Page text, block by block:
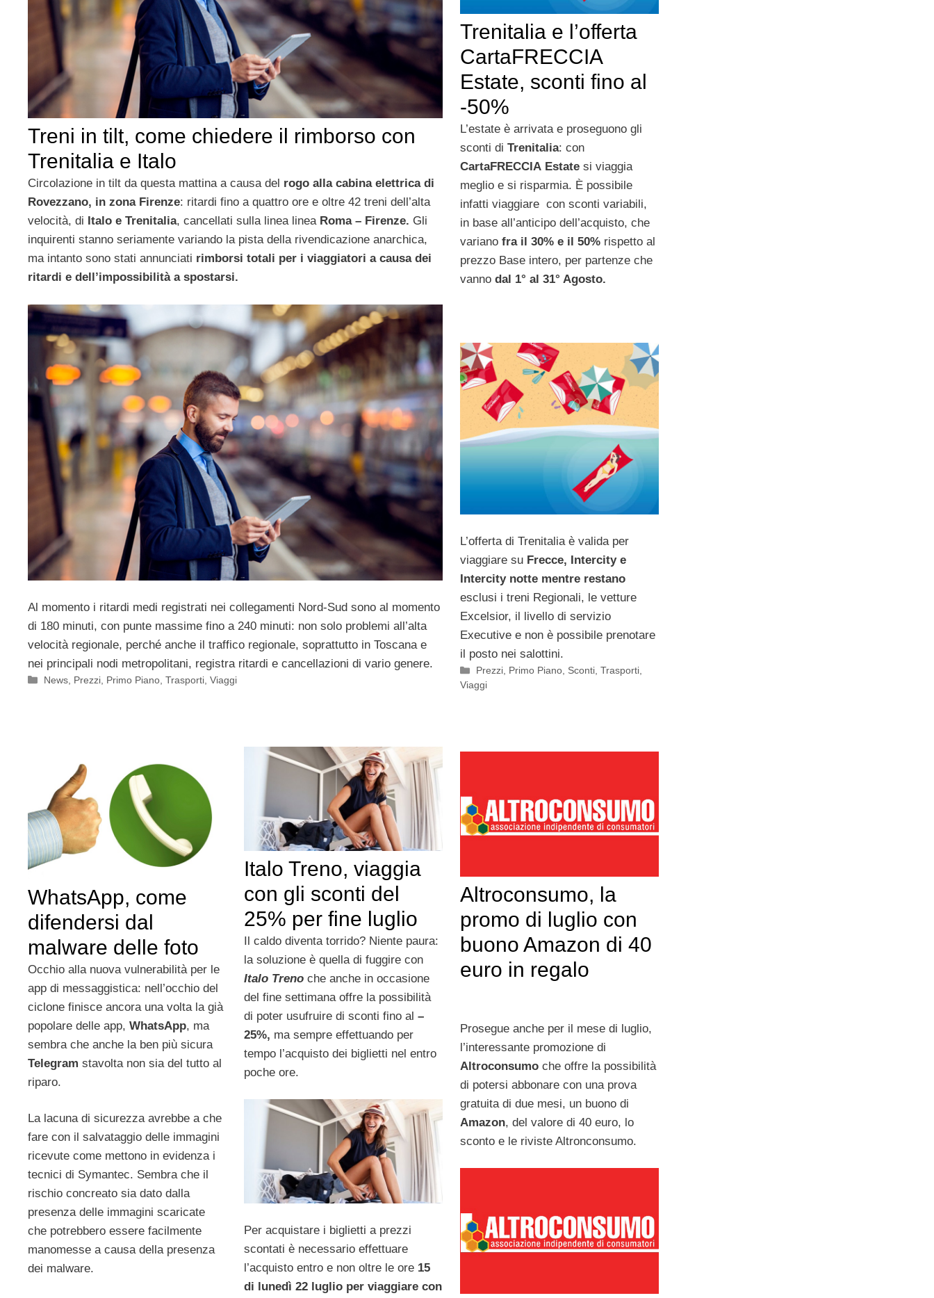
Treni in tilt, come chiedere il rimborso con
Trenitalia e Italo
Circolazione in tilt da questa mattina a causa del rogo alla cabina elettrica di
Rovezzano, in zona Firenze: ritardi fino a quattro ore e oltre 42 treni dell’alta
velocità, di Italo e Trenitalia, cancellati sulla linea linea Roma – Firenze. Gli
inquirenti stanno seriamente variando la pista della rivendicazione anarchica,
ma intanto sono stati annunciati rimborsi totali per i viaggiatori a causa dei
ritardi e dell’impossibilità a spostarsi.
Al momento i ritardi medi registrati nei collegamenti Nord-Sud sono al momento
di 180 minuti, con punte massime fino a 240 minuti: non solo problemi all’alta
velocità regionale, perché anche il traffico regionale, soprattutto in Toscana e
nei principali nodi metropolitani, registra ritardi e cancellazioni di vario genere.
Categorie
News Prezzi Primo Piano ,Trasporti ,Viaggi
Trenitalia e l’offerta
CartaFRECCIA
Estate, sconti fino al
-50%
L’estate è arrivata e proseguono gli
sconti di Trenitalia: con
CartaFRECCIA Estatesi viaggia
meglio e si risparmia. È possibile
infatti viaggiare con sconti variabili,
in base all’anticipo dell’acquisto, che
variano fra il 30% e il 50% rispetto al
prezzo Base intero, per partenze che
vanno dal 1° al 31° Agosto.
L’offerta di Trenitalia è valida per
viaggiare su Frecce, Intercity e
Intercity notte mentre restano
esclusi i treni Regionali, le vetture
Excelsior, il livello di servizio
Executive e non è possibile prenotare
il posto nei salottini.
Categorie
Prezzi, Primo Piano, Sconti,Trasporti,
Viaggi
WhatsApp, come
difendersi dal
malware delle foto
Occhio alla nuova vulnerabilità per le
app di messaggistica: nell’occhio del
ciclone finisce ancora una volta la già
popolare delle app, WhatsApp, ma
sembra che anche la ben più sicura
Telegram stavolta non sia del tutto al
riparo.
La lacuna di sicurezza avrebbe a che
fare con il salvataggio delle immagini
ricevute come mettono in evidenza i
tecnici di Symantec. Sembra che il
rischio concreato sia dato dalla
presenza delle immagini scaricate
che potrebbero essere facilmente
manomesse a causa della presenza
dei malware.
Italo Treno, viaggia
con gli sconti del
25% per fine luglio
Il caldo diventa torrido? Niente paura:
la soluzione è quella di fuggire con
Italo Trenoche anche in occasione
del fine settimana offre la possibilità
di poter usufruire di sconti fino al –
25%, ma sempre effettuando per
tempo l’acquisto dei biglietti nel entro
poche ore.
Per acquistare i biglietti a prezzi
scontati è necessario effettuare
l’acquisto entro e non oltre le ore 15
di lunedì 22 luglio per viaggiare con
Altroconsumo, la
promo di luglio con
buono Amazon di 40
euro in regalo
Prosegue anche per il mese di luglio,
l’interessante promozione di
Altroconsumoche offre la possibilità
di potersi abbonare con una prova
gratuita di due mesi, un buono di
Amazon, del valore di 40 euro, lo
sconto e le riviste Altronconsumo.